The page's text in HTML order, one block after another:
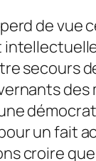
perd de
secours
des
un fait
croire